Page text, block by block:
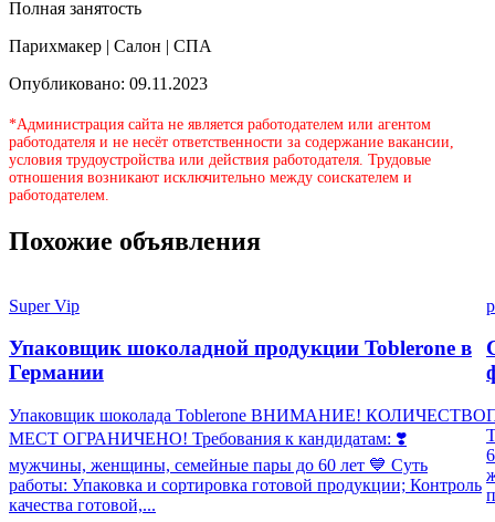
Полная занятость
Парихмакер | Салон | СПА
Опубликовано: 09.11.2023
*Администрация сайта не является работодателем или агентом
работодателя и не несёт ответственности за содержание вакансии,
условия трудоустройства или действия работодателя. Трудовые
отношения возникают исключительно между соискателем и
работодателем.
Похожие объявления
Super Vip
Упаковщик шоколадной продукции Toblerone в
Германии
Упаковщик шоколада Toblerone ВНИМАНИЕ! КОЛИЧЕСТВО
МЕСТ ОГРАНИЧЕНО! Требования к кандидатам: ❣️
мужчины, женщины, семейные пары до 60 лет 💙 Суть
работы: Упаковка и сортировка готовой продукции; Контроль
качества готовой,...